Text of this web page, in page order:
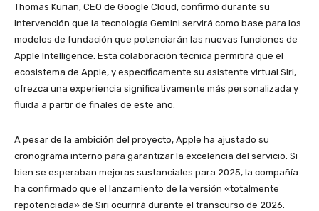
​Thomas Kurian, CEO de Google Cloud, confirmó durante su
intervención que la tecnología Gemini servirá como base para los
modelos de fundación que potenciarán las nuevas funciones de
Apple Intelligence. Esta colaboración técnica permitirá que el
ecosistema de Apple, y específicamente su asistente virtual Siri,
ofrezca una experiencia significativamente más personalizada y
fluida a partir de finales de este año.
​A pesar de la ambición del proyecto, Apple ha ajustado su
cronograma interno para garantizar la excelencia del servicio. Si
bien se esperaban mejoras sustanciales para 2025, la compañía
ha confirmado que el lanzamiento de la versión «totalmente
repotenciada» de Siri ocurrirá durante el transcurso de 2026.